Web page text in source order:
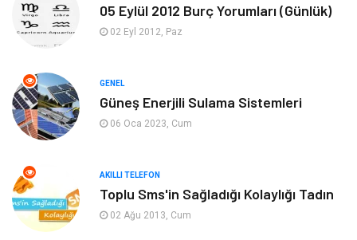
Ekonomi
Tanıtıcı Reklam Alışveriş
Dekorasyon Tatil
Makine
05 Eylül 2012 Burç Yorumları (Günlük)
02 Eyl 2012, Paz
GENEL
Güneş Enerjili Sulama Sistemleri
06 Oca 2023, Cum
AKILLI TELEFON
Toplu Sms'in Sağladığı Kolaylığı Tadın
02 Ağu 2013, Cum